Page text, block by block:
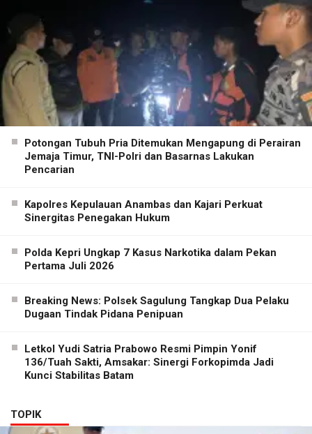
Potongan Tubuh Pria Ditemukan Mengapung di Perairan
Jemaja Timur, TNI-Polri dan Basarnas Lakukan
Pencarian
Kapolres Kepulauan Anambas dan Kajari Perkuat
Sinergitas Penegakan Hukum
Polda Kepri Ungkap 7 Kasus Narkotika dalam Pekan
Pertama Juli 2026
Breaking News: Polsek Sagulung Tangkap Dua Pelaku
Dugaan Tindak Pidana Penipuan
Letkol Yudi Satria Prabowo Resmi Pimpin Yonif
136/Tuah Sakti, Amsakar: Sinergi Forkopimda Jadi
Kunci Stabilitas Batam
TOPIK